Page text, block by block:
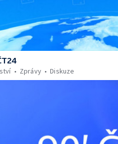
Zprávy Diskuze